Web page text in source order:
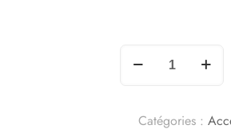
Catégories :